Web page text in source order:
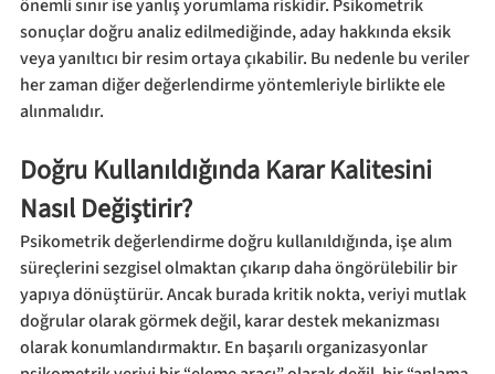
önemli sınır ise yanlış yorumlama riskidir. Psikometrik
sonuçlar doğru analiz edilmediğinde, aday hakkında eksik
veya yanıltıcı bir resim ortaya çıkabilir. Bu nedenle bu veriler
her zaman diğer değerlendirme yöntemleriyle birlikte ele
alınmalıdır.
Doğru Kullanıldığında Karar Kalitesini
Nasıl Değiştirir?
Psikometrik değerlendirme doğru kullanıldığında, işe alım
süreçlerini sezgisel olmaktan çıkarıp daha öngörülebilir bir
yapıya dönüştürür. Ancak burada kritik nokta, veriyi mutlak
doğrular olarak görmek değil, karar destek mekanizması
olarak konumlandırmaktır. En başarılı organizasyonlar